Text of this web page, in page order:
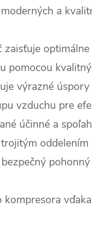
a
zaisťuje
pomocou
výrazné
vzduchu pre
účinné a